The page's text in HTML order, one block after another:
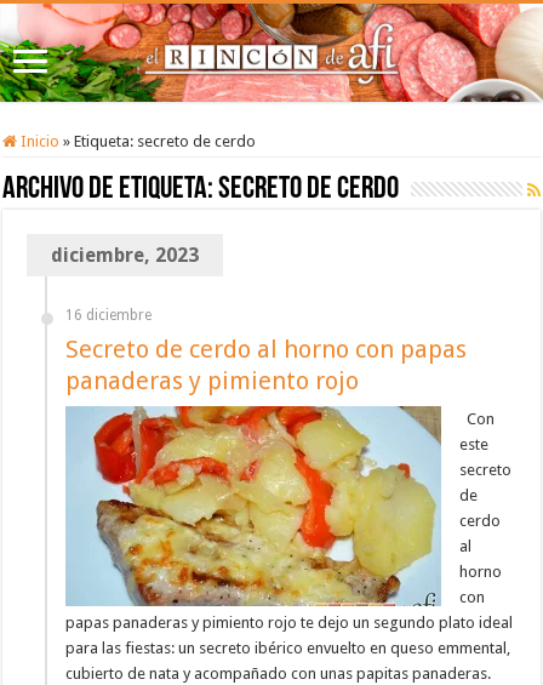
Inicio » Etiqueta: secreto de cerdo
Archivo de etiqueta:secreto de cerdo
diciembre, 2023
16 diciembre
Secreto de cerdo al horno con papas
panaderas y pimiento rojo
Con
este
secreto
de
cerdo
al
horno
con
papas panaderas y pimiento rojo te dejo un segundo plato ideal
para las fiestas: un secreto ibérico envuelto en queso emmental,
cubierto de nata y acompañado con unas papitas panaderas.